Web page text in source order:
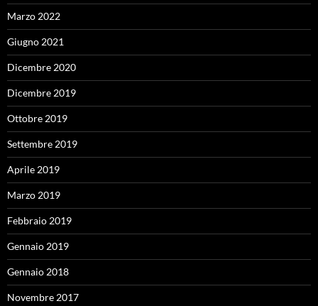
Marzo 2022
Giugno 2021
Dicembre 2020
Dicembre 2019
Ottobre 2019
Settembre 2019
Aprile 2019
Marzo 2019
Febbraio 2019
Gennaio 2019
Gennaio 2018
Novembre 2017